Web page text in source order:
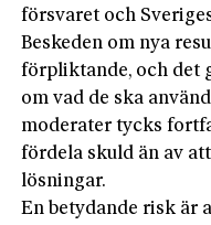
försvaret och
Beskeden om nya
förpliktande, och det
om vad de ska
moderater tycks
fördela skuld än av
lösningar.
En betydande risk är